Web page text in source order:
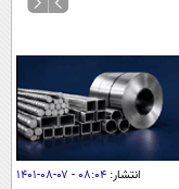
انتشار: ۰۸:۰۴ - ۰۷-۰۸-۱۴۰۱